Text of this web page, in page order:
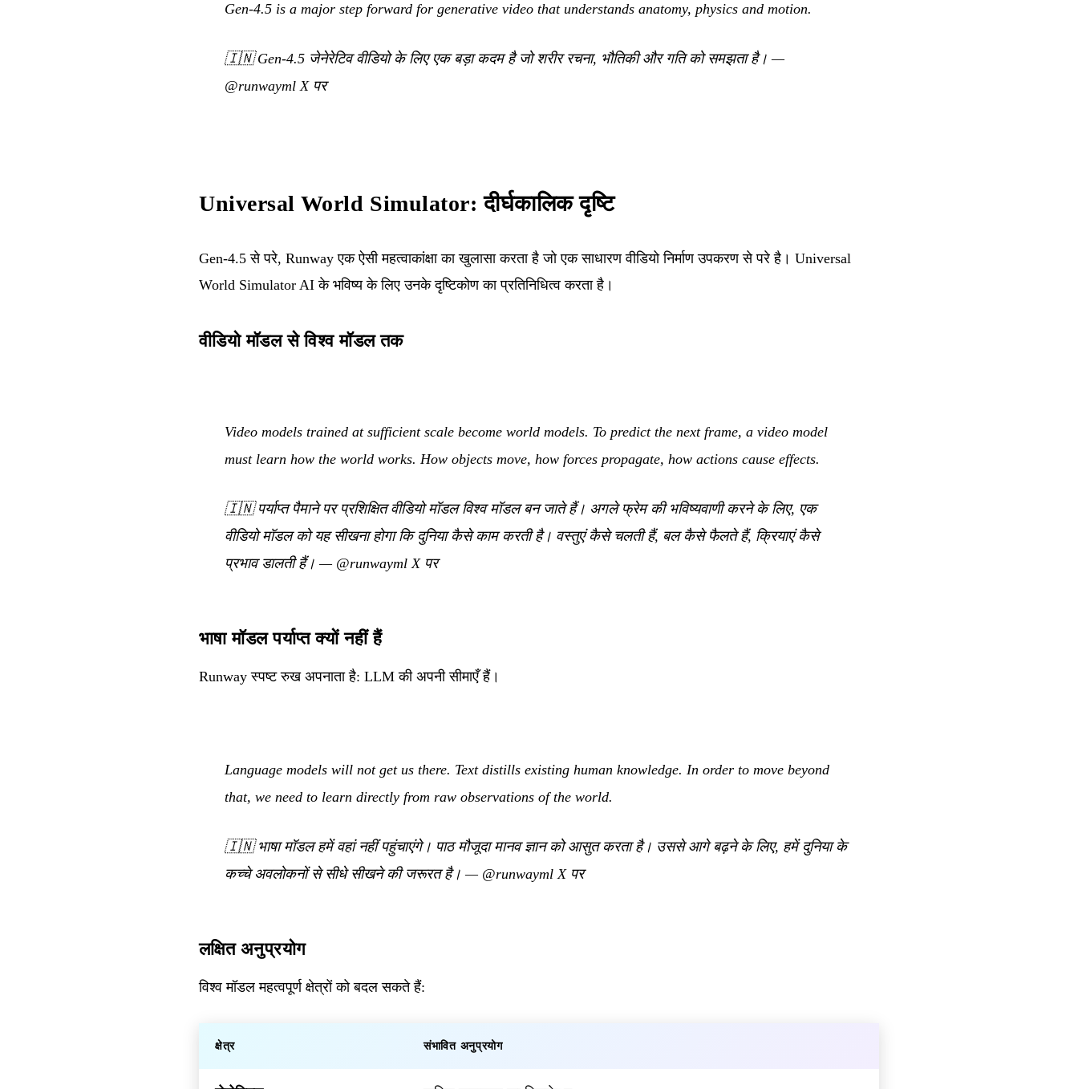
Gen-4.5 is a major step forward for generative video that understands anatomy, physics and motion.
🇮🇳Gen-4.5 जेनेरेटिव वीडियो के लिए एक बड़ा कदम है जो शरीर रचना, भौतिकी और गति को समझता है। —
@runwayml X पर
Universal World Simulator: दीर्घकालिक दृष्टि
Gen-4.5 से परे, Runway एक ऐसी महत्वाकांक्षा का खुलासा करता है जो एक साधारण वीडियो निर्माण उपकरण से परे है। Universal
World Simulator AI के भविष्य के लिए उनके दृष्टिकोण का प्रतिनिधित्व करता है।
वीडियो मॉडल से विश्व मॉडल तक
Video models trained at sufficient scale become world models. To predict the next frame, a video model
must learn how the world works. How objects move, how forces propagate, how actions cause effects.
🇮🇳पर्याप्त पैमाने पर प्रशिक्षित वीडियो मॉडल विश्व मॉडल बन जाते हैं। अगले फ्रेम की भविष्यवाणी करने के लिए, एक
वीडियो मॉडल को यह सीखना होगा कि दुनिया कैसे काम करती है। वस्तुएं कैसे चलती हैं, बल कैसे फैलते हैं, क्रियाएं कैसे
प्रभाव डालती हैं। — @runwayml X पर
भाषा मॉडल पर्याप्त क्यों नहीं हैं
Runway स्पष्ट रुख अपनाता है: LLM की अपनी सीमाएँ हैं।
Language models will not get us there. Text distills existing human knowledge. In order to move beyond
that, we need to learn directly from raw observations of the world.
🇮🇳भाषा मॉडल हमें वहां नहीं पहुंचाएंगे। पाठ मौजूदा मानव ज्ञान को आसुत करता है। उससे आगे बढ़ने के लिए, हमें दुनिया के
कच्चे अवलोकनों से सीधे सीखने की जरूरत है। — @runwayml X पर
लक्षित अनुप्रयोग
विश्व मॉडल महत्वपूर्ण क्षेत्रों को बदल सकते हैं:
क्षेत्र संभावित अनुप्रयोग